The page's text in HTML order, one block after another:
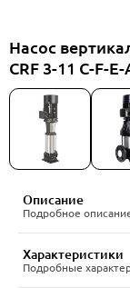
Насос
CRF 3-11 C-F-
Описание
Подробное
Характеристики
Подробные